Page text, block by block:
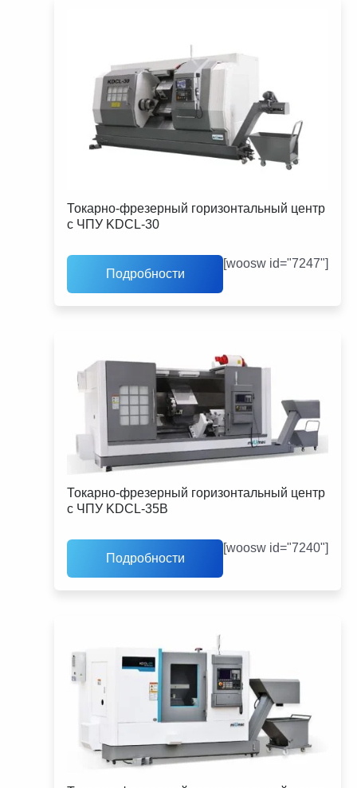
Токарно-фрезерный горизонтальный центр
с ЧПУ KDCL-30
Подробности
[woosw id="7247"]
Токарно-фрезерный горизонтальный центр
с ЧПУ KDCL-35B
Подробности
[woosw id="7240"]